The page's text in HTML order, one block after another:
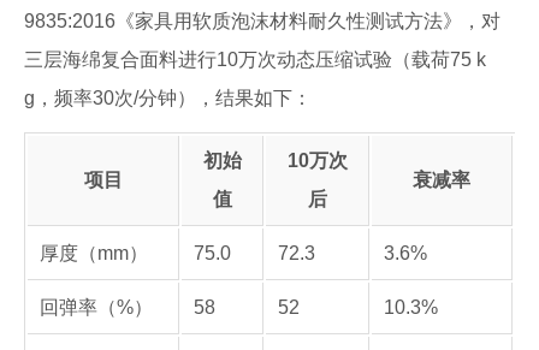
9835:2016《家具用软质泡沫材料耐久性测试方法》，对
三层海绵复合面料进行10万次动态压缩试验（载荷75 k
g，频率30次/分钟），结果如下：
项目
初始
值
10万次
后
衰减率
厚度（mm） 75.0 72.3 3.6%
回弹率（%） 58 52 10.3%